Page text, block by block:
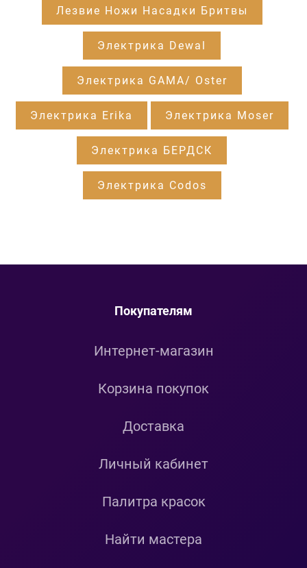
Лезвие Ножи Насадки Бритвы
Электрика Dewal
Электрика GAMA/ Oster
Электрика Erika Электрика Moser
Электрика БЕРДСК
Электрика Codos
Покупателям
Интернет-магазин
Корзина покупок
Доставка
Личный кабинет
Палитра красок
Найти мастера